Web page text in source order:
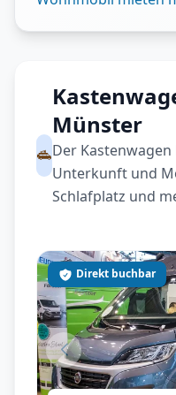
Münster
Der
Unterkunft und
Schlafplatz und
Direkt buchbar